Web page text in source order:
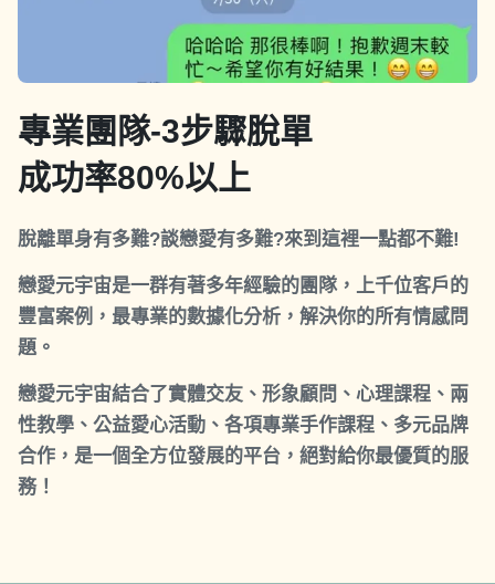
專業團隊-3步驟脫單
成功率80%以上
脫離單身有多難?談戀愛有多難?來到這裡一點都不難!
戀愛元宇宙是一群有著多年經驗的團隊，上千位客戶的
豐富案例，最專業的數據化分析，解決你的所有情感問
題。
戀愛元宇宙結合了實體交友、形象顧問、心理課程、兩
性教學、公益愛心活動、各項專業手作課程、多元品牌
合作，是一個全方位發展的平台，絕對給你最優質的服
務！